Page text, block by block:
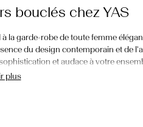
bouclés chez YAS
la garde-robe de toute femme
du design contemporain et de
et audace à votre
style avec notre collection exquise
plus